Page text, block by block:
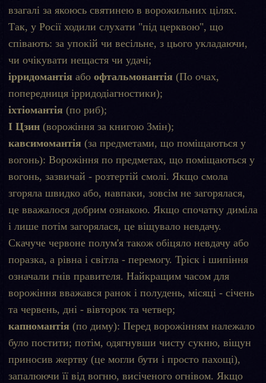
взагалі за якоюсь святинею в ворожильних цілях.
Так, у Росії ходили слухати "під церквою", що
співають: за упокій чи весільне, з цього укладаючи,
чи очікувати нещастя чи удачі;
ірридомантія або офтальмонантія (По очах,
попередниця ірридодіагностики);
іхтіомантія (по риб);
І Цзин (ворожіння за книгою Змін);
кавсимомантія (за предметами, що поміщаються у
вогонь): Ворожіння по предметах, що поміщаються у
вогонь, зазвичай - розтертій смолі. Якщо смола
згоряла швидко або, навпаки, зовсім не загорялася,
це вважалося добрим ознакою. Якщо спочатку диміла
і лише потім загорялася, це віщувало невдачу.
Скачуче червоне полум'я також обіцяло невдачу або
поразка, а рівна і світла - перемогу. Тріск і шипіння
означали гнів правителя. Найкращим часом для
ворожіння вважався ранок і полудень, місяці - січень
та червень, дні - вівторок та четвер;
капномантія (по диму): Перед ворожінням належало
було постити; потім, одягнувши чисту сукню, віщун
приносив жертву (це могли бути і просто пахощі),
запалюючи її від вогню, висіченого огнівом. Якщо